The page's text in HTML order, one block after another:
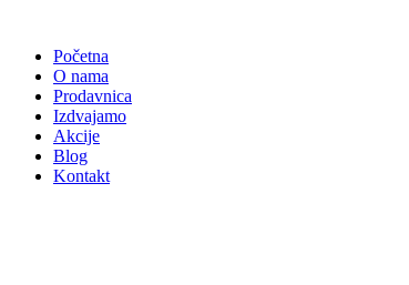
sadržajPočetna
O nama
Prodavnica
Izdvajamo
Akcije
Blog
Kontakt